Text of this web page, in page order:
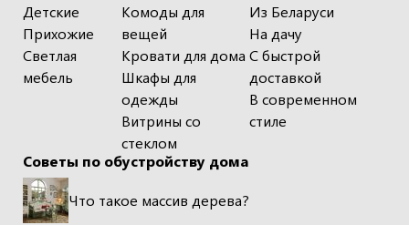
Детские
Прихожие
Светлая
мебель
Комоды для
вещей
Кровати для дома
Шкафы для
одежды
Витрины со
стеклом
Из Беларуси
На дачу
С быстрой
доставкой
В современном
стиле
Советы по обустройству дома
Что такое массив дерева?